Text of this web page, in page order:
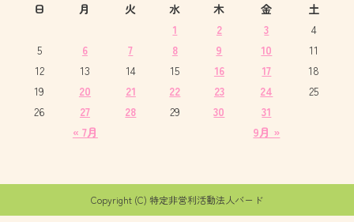
日
月 火 水 木 金 土
« 7月 9月 »
1 2 3
4
5
6 7 8 9 10
11
12
13 14 15 16 17
18
19
20 21 22 23 24
25
26
27 28 29 30 31
Copyright (C) 特定非営利活動法人バード